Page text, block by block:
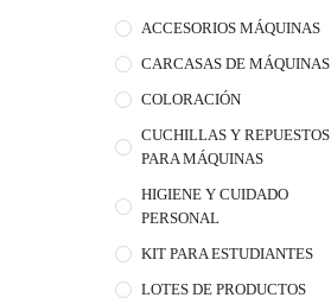
ACCESORIOS MÁQUINAS
CARCASAS DE MÁQUINAS
COLORACIÓN
CUCHILLAS Y REPUESTOS
PARA MÁQUINAS
HIGIENE Y CUIDADO
PERSONAL
KIT PARA ESTUDIANTES
LOTES DE PRODUCTOS